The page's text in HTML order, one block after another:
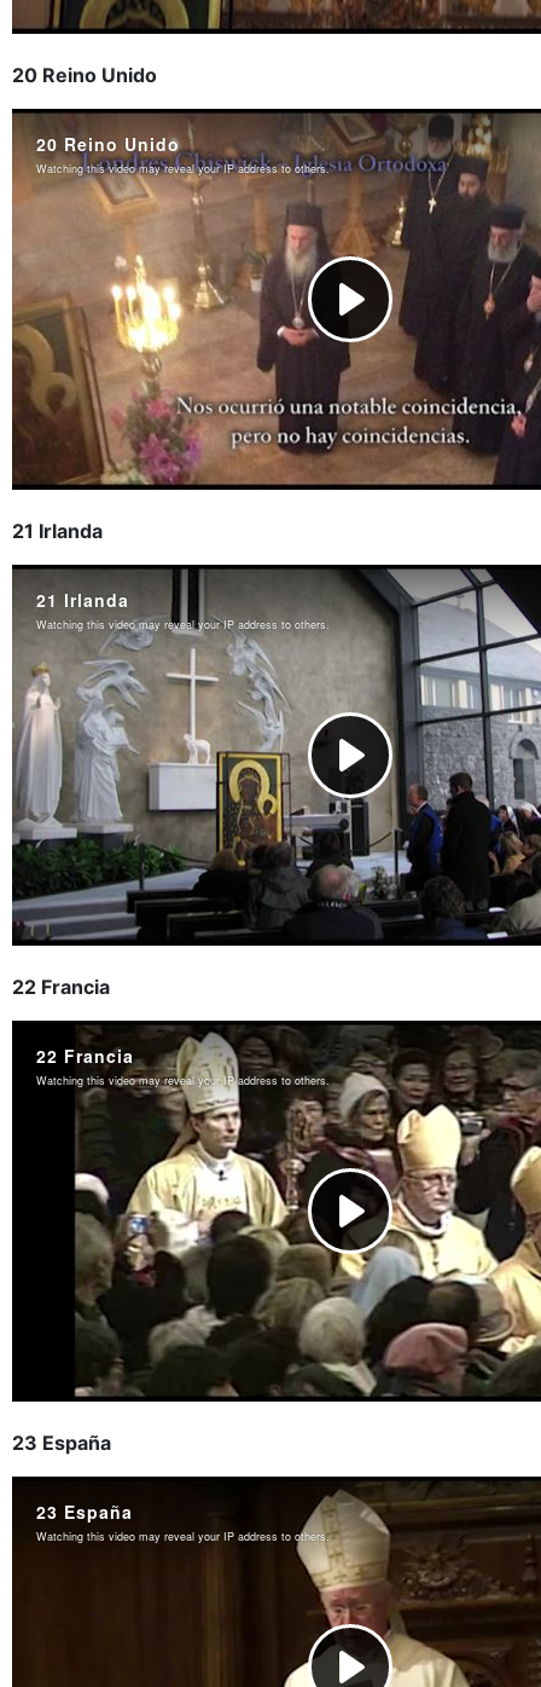
20 Reino Unido
21 Irlanda
22 Francia
23 España